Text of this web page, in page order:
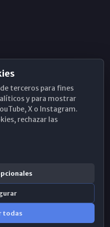
terceros para fines
y para mostrar
X o Instagram.
rechazar las
todas